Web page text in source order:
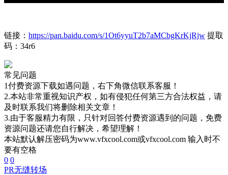
链接： https://pan.baidu.com/s/1Ot6yyuT2b7aMCbgKrKjRjw 提取
码：34r6
常见问题
1付费资源下载如遇问题，右下角微信联系客服！
2.本站非常重视知识产权，如有侵犯任何第三方合法权益，请
及时联系我们将删除相关文章！
3.由于客服精力有限，只针对回答付费资源遇到的问题，免费
资源问题还请您自行解决，希望理解！
本站默认解压密码为www.vfxcool.com或vfxcool.com 输入时不
要有空格
0 0
PR无缝转场